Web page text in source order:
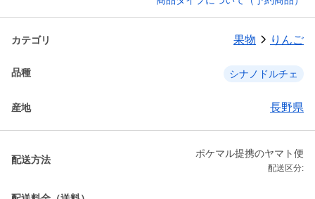
カテゴリ 果物 りんご
品種 シナノドルチェ
産地 長野県
配送方法
ポケマル提携のヤマト便
配送区分: